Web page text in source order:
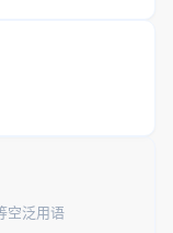
空泛用语